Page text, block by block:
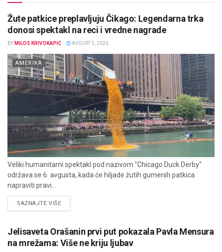
Žute patkice preplavljuju Čikago: Legendarna trka
donosi spektakl na reci i vredne nagrade
BY MILOS KRIVOKAPIĆ AVGUST 5, 2026
AMERIKA
Veliki humanitarni spektakl pod nazivom "Chicago Duck Derby"
održava se 6. avgusta, kada će hiljade žutih gumenih patkica
napraviti pravi...
SAZNAJTE VIŠEDETAILS
Jelisaveta Orašanin prvi put pokazala Pavla Mensura
na mrežama: Više ne kriju ljubav